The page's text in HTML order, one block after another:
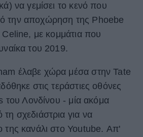
να γεμίσει το κενό που
την αποχώρηση της Phoebe
με κομμάτια που
του 2019.
έλαβε χώρα μέσα στην Tate
στις τεράστιες οθόνες
Λονδίνου - μία ακόμα
σχεδιάστρια για να
της κανάλι στο Youtube. Απ'